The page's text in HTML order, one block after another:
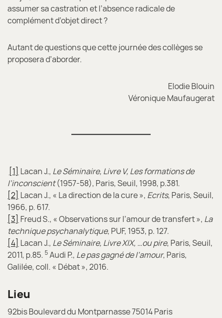
assumer sa castration et l’absence radicale de
complément d’objet direct ?
Autant de questions que cette journée des collèges se
proposera d’aborder.
Elodie Blouin
Véronique Maufaugerat
[1] Lacan J., Le Séminaire, Livre V, Les formations de
l’inconscient(1957-58), Paris, Seuil, 1998, p.381.
[2] Lacan J., « La direction de la cure », Ecrits, Paris, Seuil,
1966, p. 617.
[3] Freud S., « Observations sur l’amour de transfert », La
technique psychanalytique, PUF, 1953, p. 127.
[4] Lacan J., Le Séminaire, Livre XIX, …ou pire, Paris, Seuil,
2011, p.85. 5Audi P., Le pas gagné de l’amour, Paris,
Galilée, coll. « Débat », 2016.
Lieu
92bis Boulevard du Montparnasse 75014 Paris